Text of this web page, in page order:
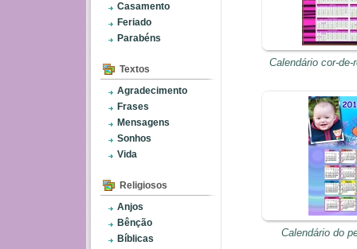
Casamento
Feriado
Parabéns
Textos
Agradecimento
Frases
Mensagens
Sonhos
Vida
Religiosos
Anjos
Bênção
Bíblicas
Calendário cor-
Calendário do